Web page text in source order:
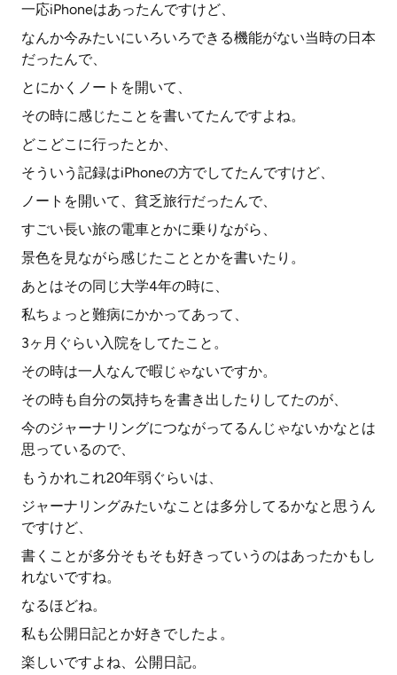
一応iPhoneはあったんですけど、
なんか今みたいにいろいろできる機能がない当時の日本
だったんで、
とにかくノートを開いて、
その時に感じたことを書いてたんですよね。
どこどこに行ったとか、
そういう記録はiPhoneの方でしてたんですけど、
ノートを開いて、貧乏旅行だったんで、
すごい長い旅の電車とかに乗りながら、
景色を見ながら感じたこととかを書いたり。
あとはその同じ大学4年の時に、
私ちょっと難病にかかってあって、
3ヶ月ぐらい入院をしてたこと。
その時は一人なんで暇じゃないですか。
その時も自分の気持ちを書き出したりしてたのが、
今のジャーナリングにつながってるんじゃないかなとは
思っているので、
もうかれこれ20年弱ぐらいは、
ジャーナリングみたいなことは多分してるかなと思うん
ですけど、
書くことが多分そもそも好きっていうのはあったかもし
れないですね。
なるほどね。
私も公開日記とか好きでしたよ。
楽しいですよね、公開日記。